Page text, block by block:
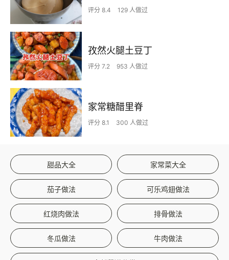
评分 8.4 129 人做过
孜然火腿土豆丁
评分 7.2 953 人做过
家常糖醋里脊
评分 8.1 300 人做过
甜品大全 家常菜大全
茄子做法 可乐鸡翅做法
红烧肉做法 排骨做法
冬瓜做法 牛肉做法